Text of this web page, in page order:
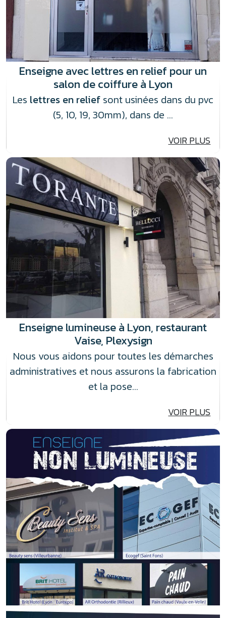
Enseigne avec lettres en relief pour un
salon de coiffure à Lyon
Les lettres en relief sont usinées dans du pvc
(5, 10, 19, 30mm), dans de …
VOIR PLUS
Enseigne lumineuse à Lyon, restaurant
Vaise, Plexysign
Nous vous aidons pour toutes les démarches
administratives et nous assurons la fabrication
et la pose…
VOIR PLUS